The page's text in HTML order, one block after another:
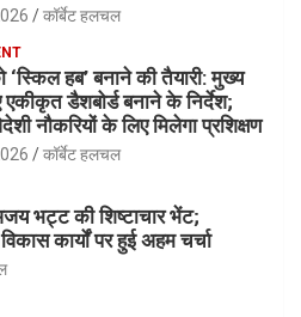
कॉर्बेट हलचल
‘स्किल हब’ बनाने की तैयारी: मुख्य
एकीकृत डैशबोर्ड बनाने के निर्देश;
नौकरियों के लिए मिलेगा प्रशिक्षण
कॉर्बेट हलचल
भट्ट की शिष्टाचार भेंट;
कार्यों पर हुई अहम चर्चा